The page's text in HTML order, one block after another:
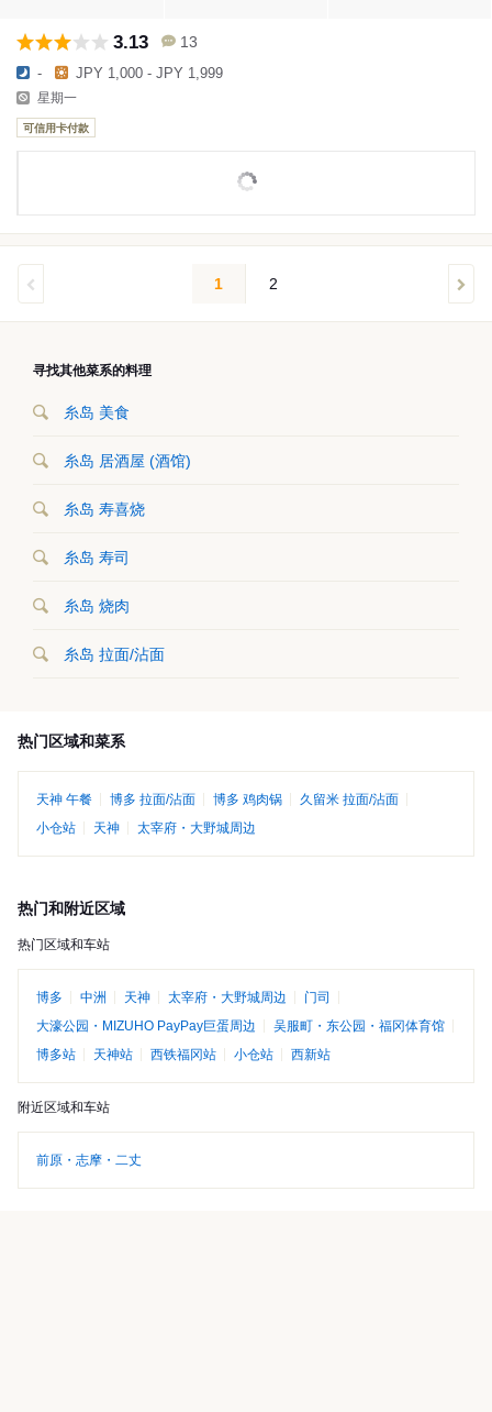
3.13 13
- JPY 1,000 - JPY 1,999
星期一
可信用卡付款
1 2
寻找其他菜系的料理
糸岛 美食
糸岛 居酒屋 (酒馆)
糸岛 寿喜烧
糸岛 寿司
糸岛 烧肉
糸岛 拉面/沾面
热门区域和菜系
天神 午餐 博多 拉面/沾面 博多 鸡肉锅
久留米 拉面/沾面
小仓站
天神 太宰府・大野城周边
热门和附近区域
热门区域和车站
博多 中洲 天神 太宰府・大野城周边
门司
大濠公园・MIZUHO PayPay巨蛋周边
吴服町・东公园・福冈体育馆
博多站
天神站 西铁福冈站 小仓站 西新站
附近区域和车站
前原・志摩・二丈